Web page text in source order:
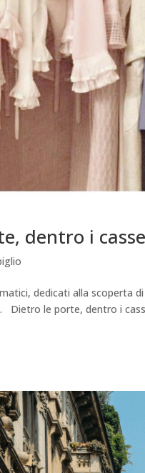
dentro i
dedicati alla scoperta
Dietro le porte, dentro i